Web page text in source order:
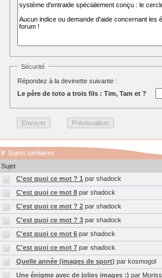
Sécurité
Répondez à la devinette suivante :
Le père de toto a trois fils : Tim, Tam et ?
Sujets similaires
Sujet
C'est quoi ce mot ? 1 par shadock
C'est quoi ce mot 8 par shadock
C'est quoi ce mot ? 2 par shadock
C'est quoi ce mot ? 3 par shadock
C'est quoi ce mot 6 par shadock
C'est quoi ce mot 7 par shadock
Quelle année (images de sport) par kosmogol
Une énigme avec de jolies images :) par Moriss